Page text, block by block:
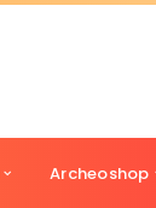
Archeoshop